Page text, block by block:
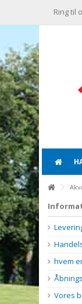
Ring til
hvem
Vores